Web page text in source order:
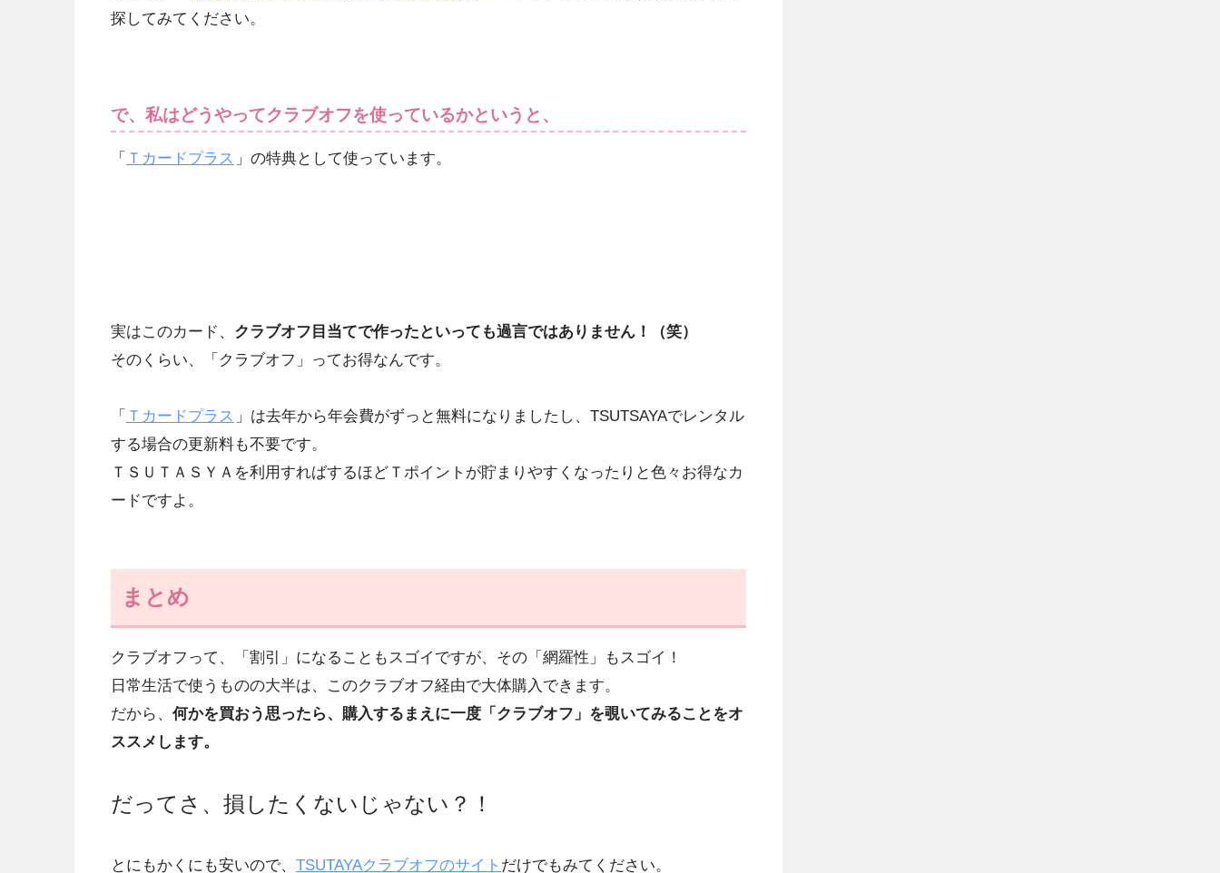
探してみてください。
で、私はどうやってクラブオフを使っているかというと、
「 Ｔカードプラス 」の特典として使っています。
実はこのカード、 クラブオフ目当てで作ったといっても過言ではありません！（笑）
そのくらい、「クラブオフ」ってお得なんです。
「 Ｔカードプラス 」は去年から年会費がずっと無料になりましたし、TSUTSAYAでレンタル
する場合の更新料も不要です。
ＴＳＵＴＡＳＹＡを利用すればするほどＴポイントが貯まりやすくなったりと色々お得なカ
ードですよ。
まとめ
クラブオフって、「割引」になることもスゴイですが、その「網羅性」もスゴイ！
日常生活で使うものの大半は、このクラブオフ経由で大体購入できます。
だから、 何かを買おう思ったら、購入するまえに一度「クラブオフ」を覗いてみることをオ
ススメします。
だってさ、損したくないじゃない？！
とにもかくにも安いので、 TSUTAYAクラブオフのサイト だけでもみてください。